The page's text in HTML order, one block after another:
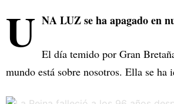
U NA LUZ se ha apagado en
El día temido por Gran
mundo está sobre nosotros. Ella se ha